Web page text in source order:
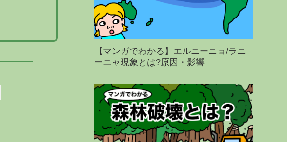
【マンガでわかる】エルニーニョ/ラニ
ーニャ現象とは?原因・影響